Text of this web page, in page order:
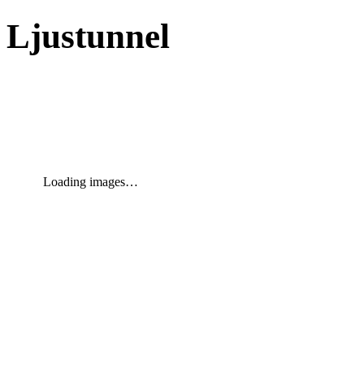
Ljustunnel
Loading images…